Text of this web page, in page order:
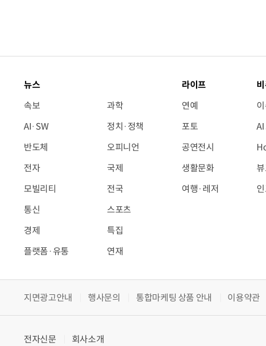
뉴스
속보
AI·SW
반도체
전자
모빌리티
통신
경제
플랫폼·유통
과학
정치·정책
오피니언
국제
전국
스포츠
특집
연재
라이프
연예
포토
공연전시
생활문화
여행·레저
지면광고안내 행사문의 통합마케팅 상품 안내 이용약관
전자신문
회사소개